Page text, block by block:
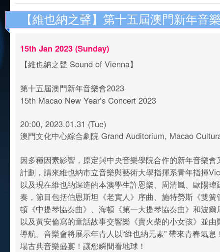
【維也納之聲】第十五屆澳門新年音
15th Jan 2023 (Sunday)
【維也納之聲 Sound of Vienna】
第十五屆澳門新年音樂會2023
15th Macao New Year’s Concert 2023
20:00, 2023.01.31 (Tue)
澳門文化中心綜合劇院 Grand Auditorium, Macao
因多種因素影響，原定與中央音樂學院合作的新年音樂
計劃，請來維也納市立音樂與藝術大學指揮系青年指揮
以及現在維也納深造的本澳學生許恩樂、周清嵐、歐陽瑋
奏，節目包括伯恩斯坦《老實人》序曲、施特勞斯《雙簧
頓《中提琴協奏曲》、海頓《第一大提琴協奏曲》和波爾
以及黃安倫寫的童話故事交響樂《賣火柴的小女孩》並
導航。音樂會將展示年青人以“維也納元素” 帶來青春氣
場古典音樂盛宴！讓您瞬間看地球！